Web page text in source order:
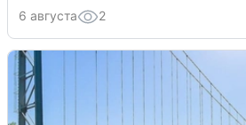
6 августа 2